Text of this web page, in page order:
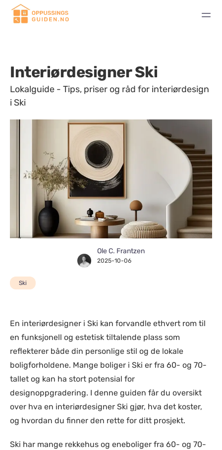
Interiørdesigner Ski
Lokalguide - Tips, priser og råd for interiørdesign
i Ski
Ole C. Frantzen
2025-10-06
Ski
En interiørdesigner i Ski kan forvandle ethvert rom til
en funksjonell og estetisk tiltalende plass som
reflekterer både din personlige stil og de lokale
boligforholdene. Mange boliger i Ski er fra 60- og 70-
tallet og kan ha stort potensial for
designoppgradering. I denne guiden får du oversikt
over hva en interiørdesigner Ski gjør, hva det koster,
og hvordan du finner den rette for ditt prosjekt.
Ski har mange rekkehus og eneboliger fra 60- og 70-